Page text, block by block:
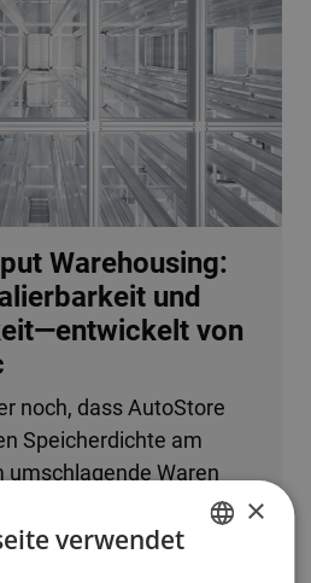
Warehousing:
und
von
noch, dass AutoStore
Speicherdichte am
umschlagende Waren
geeignet ist. Tatsache ist,
mehrere
pro Stunde
×
verwendet